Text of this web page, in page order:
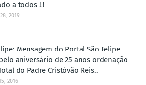
a todos !!!
2019
Mensagem do Portal São Felipe
aniversário de 25 anos ordenação
do Padre Cristóvão Reis..
2016